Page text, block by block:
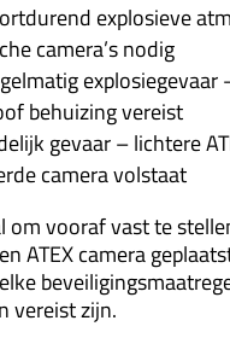
explosieve
camera’s nodig
explosiegevaar
behuizing vereist
gevaar – lichtere
camera volstaat
om vooraf vast te
ATEX camera
vereist zijn.